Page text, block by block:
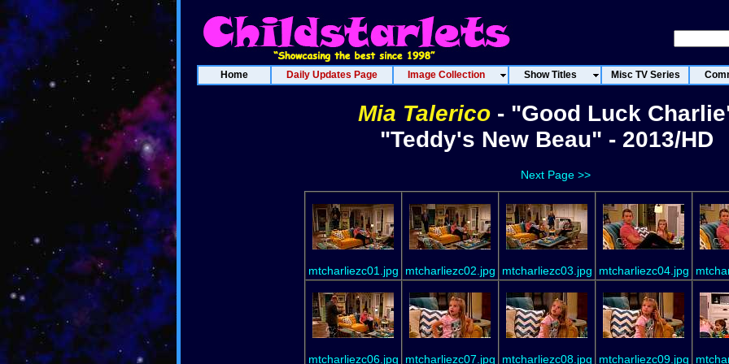
Home Daily Updates Page Image Collection Show Titles Misc TV Series
Mia Talerico- "Good Luck
"Teddy's New Beau" - 2013/HD
Next Page >>
mtcharliezc01.jpg mtcharliezc02.jpg mtcharliezc03.jpg mtcharliezc04.jpg
mtcharliezc06.jpg mtcharliezc07.jpg mtcharliezc08.jpg mtcharliezc09.jpg